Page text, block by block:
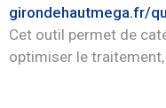
girondehautmega.fr/
Cet outil permet de
optimiser le